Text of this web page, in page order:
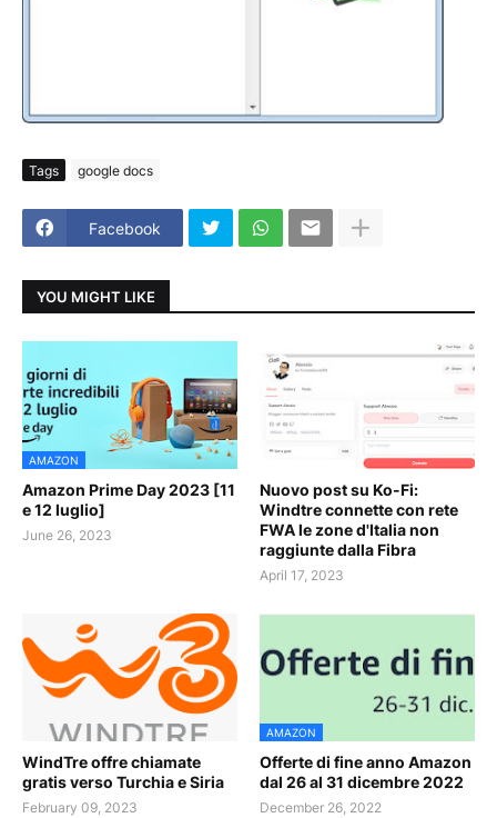
Tags google docs
Facebook
YOU MIGHT LIKE
AMAZON
Amazon Prime Day 2023 [11
e 12 luglio]
June 26, 2023
Nuovo post su Ko-Fi:
Windtre connette con rete
FWA le zone d'Italia non
raggiunte dalla Fibra
April 17, 2023
WindTre offre chiamate
gratis verso Turchia e Siria
February 09, 2023
AMAZON
Offerte di fine anno Amazon
dal 26 al 31 dicembre 2022
December 26, 2022